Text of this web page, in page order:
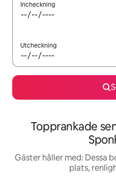
Incheckning
Utcheckning
Topprankade
Gäster håller med: Dessa
plats,